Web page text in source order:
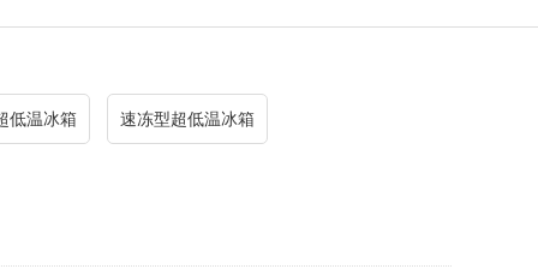
低温冰箱 速冻型超低温冰箱